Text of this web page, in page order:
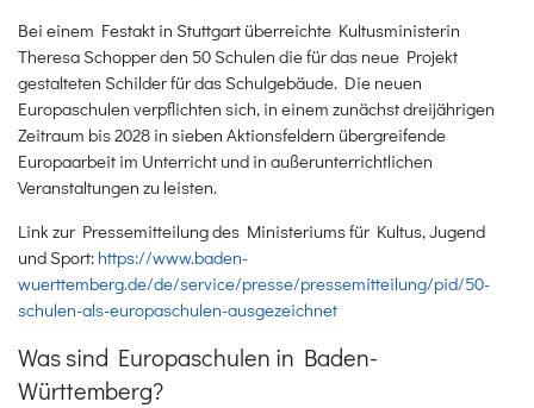
Bei einem Festakt in Stuttgart überreichte Kultusministerin
Theresa Schopper den 50 Schulen die für das neue Projekt
gestalteten Schilder für das Schulgebäude. Die neuen
Europaschulen verpflichten sich, in einem zunächst dreijährigen
Zeitraum bis 2028 in sieben Aktionsfeldern übergreifende
Europaarbeit im Unterricht und in außerunterrichtlichen
Veranstaltungen zu leisten.
Link zur Pressemitteilung des Ministeriums für Kultus, Jugend
und Sport: https://www.baden-
wuerttemberg.de/de/service/presse/pressemitteilung/pid/50-
schulen-als-europaschulen-ausgezeichnet
Was sind Europaschulen in Baden-
Württemberg?